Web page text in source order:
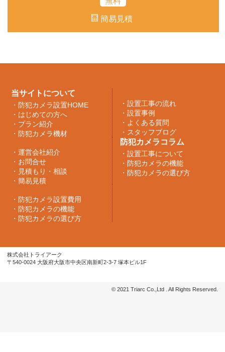
簡易見積
当サイトについて
・ 防犯カメラ設置HOME
・ はじめての方へ
・ プラン紹介
・ 防犯カメラ機材
・ 設置工事の流れ
・ 設置事例
・ よくある質問
・ スタッフブログ
・ 運営会社紹介
・ お問合せ
・ 見積もり・相談
・ 簡易見積
防犯カメラコラム
・ 設置工事について
・ 防犯カメラの機能
・ 防犯カメラの選び方
・ 防犯カメラ設置費用
・ 防犯カメラの機能
・ 防犯カメラの選び方
株式会社トライアーク
〒540-0024 大阪府大阪市中央区南新町2-3-7 塚本ビル1F
© 2021 Triarc Co.,Ltd . All Rights Reserved.